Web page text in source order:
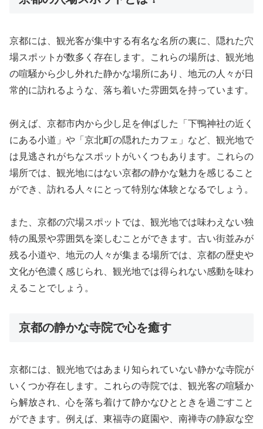
京都には、観光客が集中する有名な名所の裏に、隠れた穴
場スポットが数多く存在します。これらの場所は、観光地
の喧騒から少し外れた静かな場所にあり、地元の人々が日
常的に訪れるような、落ち着いた雰囲気を持っています。
例えば、京都市内から少し足を伸ばした「下鴨神社の近く
にある小道」や「京北町の隠れたカフェ」など、観光地で
は見逃されがちなスポットがいくつもあります。これらの
場所では、観光地にはない京都の静かな魅力を感じること
ができ、訪れる人々にとって特別な体験となるでしょう。
また、京都の穴場スポットでは、観光地では味わえない独
特の風景や雰囲気を楽しむことができます。古い街並みが
残る小道や、地元の人々が集まる場所では、京都の歴史や
文化が色濃く感じられ、観光地では得られない感動を味わ
えることでしょう。
京都の静かな寺院で心を癒す
京都には、観光地ではあまり知られていない静かな寺院が
いくつか存在します。これらの寺院では、観光客の喧騒か
ら解放され、心を落ち着けて静かなひとときを過ごすこと
ができます。例えば、東福寺の庭園や、南禅寺の静寂な空